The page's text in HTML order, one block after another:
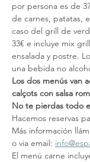
por persona es de
de carnes, patatas,
caso del grill de
33€ e incluye mix
ensalada y postre.
una bebida no
Los dos menús van
calçots con salsa
No te pierdas todo
Hacemos reservas
Más información
o via email:
El menú carne